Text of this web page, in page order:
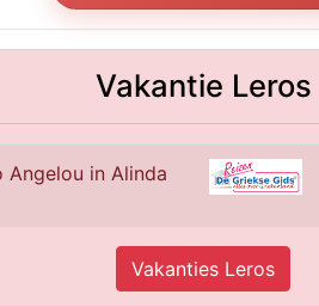
Vakantie Leros
Angelou in Alinda
Vakanties Leros